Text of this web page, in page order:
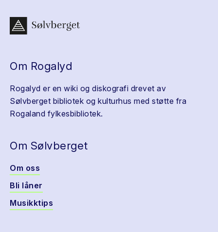
Om Rogalyd
Rogalyd er en wiki og diskografi drevet av
Sølvberget bibliotek og kulturhus med støtte fra
Rogaland fylkesbibliotek.
Om Sølvberget
Om oss
Bli låner
Musikktips